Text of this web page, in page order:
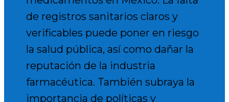
de registros sanitarios claros y
verificables puede poner en riesgo
la salud pública, así como dañar la
reputación de la industria
farmacéutica. También subraya la
importancia de políticas y